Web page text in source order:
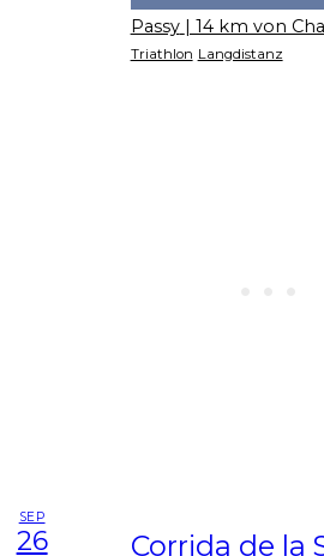
Passy | 14 km von
Triathlon Langdistanz
SEP
26 Corrida de la